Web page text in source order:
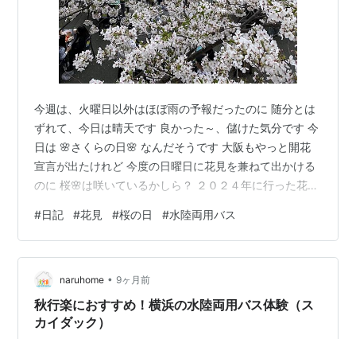
今週は、火曜日以外はほぼ雨の予報だったのに 随分とは
ずれて、今日は晴天です 良かった～、儲けた気分です 今
日は 🌸さくらの日🌸 なんだそうです 大阪もやっと開花
宣言が出たけれど 今度の日曜日に花見を兼ねて出かける
のに 桜🌸は咲いているかしら？ ２０２４年に行った花見
れ位咲いててくれたら嬉しいけれど 前回船に乗って花見
した時も早すぎて桜が余り咲いてませんでした 今回もか
な～ にほんブログ村
#日記 #花見 #桜の日 #水陸両用バス
naruhome • 9ヶ月前
秋行楽におすすめ！横浜の水陸両用バス体験（ス
カイダック）